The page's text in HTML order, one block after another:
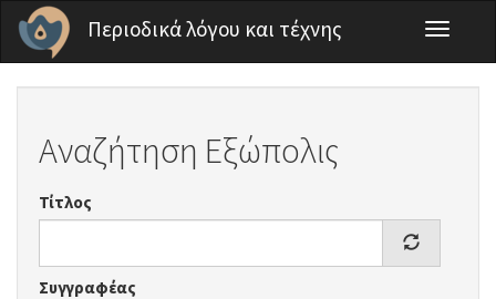
Παράκαμψη προς το κυρίως περιεχόμενο
Περιοδικά λόγου και τέχνης
Toggle
Αναζήτηση Εξώπολις
Τίτλος
Συγγραφέας